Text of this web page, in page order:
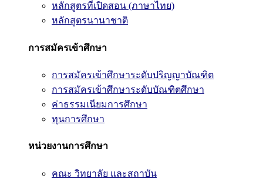
หลักสูตรที่เปิดสอน (ภาษาไทย)
หลักสูตรนานาชาติ
การสมัครเข้าศึกษา
การสมัครเข้าศึกษาระดับปริญญาบัณฑิต
การสมัครเข้าศึกษาระดับบัณฑิตศึกษา
ค่าธรรมเนียมการศึกษา
ทุนการศึกษา
หน่วยงานการศึกษา
คณะ วิทยาลัย และสถาบัน